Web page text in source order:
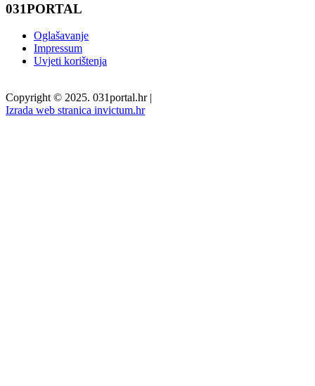
031PORTAL
Oglašavanje
Impressum
Uvjeti korištenja
Copyright © 2025. 031portal.hr |
Izrada web stranica invictum.hr